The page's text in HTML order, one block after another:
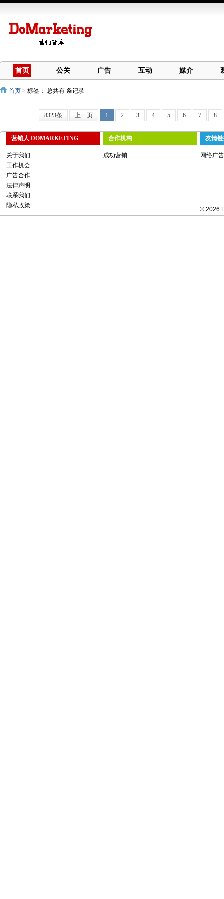
首页 公关 广告 互动 媒介
首页 > 标签： 总共有 条记录
8323条 上一页 1 2 3 4 5 6 7 8
营销人 DOMARKETING
关于我们
工作机会
广告合作
法律声明
联系我们
隐私政策
合作机构
成功营销
友情
网络广
© 2026